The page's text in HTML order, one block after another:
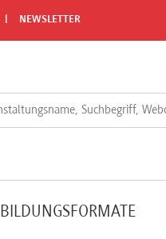
NEWSLETTER